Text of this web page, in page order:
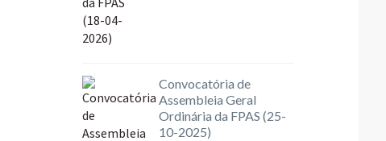
Convocatória de
Assembleia Geral
Ordinária da FPAS (25-
10-2025)